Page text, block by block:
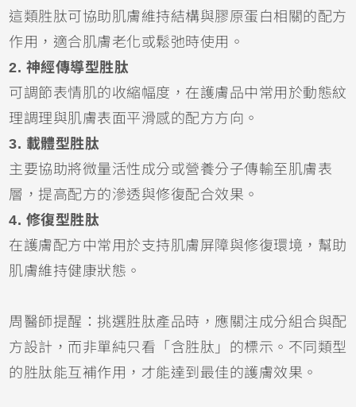
這類胜肽可協助肌膚維持結構與膠原蛋白相關的配方
作用，適合肌膚老化或鬆弛時使用。
2. 神經傳導型胜肽
可調節表情肌的收縮幅度，在護膚品中常用於動態紋
理調理與肌膚表面平滑感的配方方向。
3. 載體型胜肽
主要協助將微量活性成分或營養分子傳輸至肌膚表
層，提高配方的滲透與修復配合效果。
4. 修復型胜肽
在護膚配方中常用於支持肌膚屏障與修復環境，幫助
肌膚維持健康狀態。
周醫師提醒：挑選胜肽產品時，應關注成分組合與配
方設計，而非單純只看「含胜肽」的標示。不同類型
的胜肽能互補作用，才能達到最佳的護膚效果。